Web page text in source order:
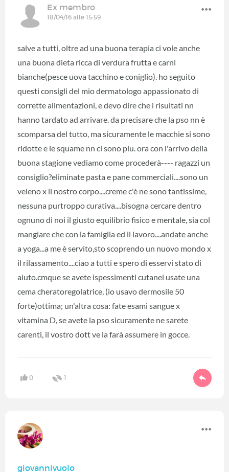
Ex membro
18/04/16 alle 15:59
salve a tutti, oltre ad una buona terapia ci vole anche
una buona dieta ricca di verdura frutta e carni
bianche(pesce uova tacchino e coniglio). ho seguito
questi consigli del mio dermatologo appassionato di
corrette alimentazioni, e devo dire che i risultati nn
hanno tardato ad arrivare. da precisare che la pso nn è
scomparsa del tutto, ma sicuramente le macchie si sono
ridotte e le squame nn ci sono piu. ora con l'arrivo della
buona stagione vediamo come procederà---- ragazzi un
consiglio?eliminate pasta e pane commerciali....sono un
veleno x il nostro corpo....creme c'è ne sono tantissime,
nessuna purtroppo curativa....bisogna cercare dentro
ognuno di noi il giusto equilibrio fisico e mentale, sia col
mangiare che con la famiglia ed il lavoro....andate anche
a yoga...a me è servito,sto scoprendo un nuovo mondo x
il rilassamento....ciao a tutti e spero di esservi stato di
aiuto.cmque se avete ispessimenti cutanei usate una
cema cheratoregolatrice, (io usavo dermosile 50
forte)ottima; un'altra cosa: fate esami sangue x
vitamina D, se avete la pso sicuramente ne sarete
carenti, il vostro dott ve la farà assumere in gocce.
0 1
giovannivuolo